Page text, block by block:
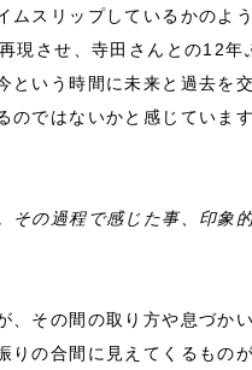
ムスリップしているかのよ
現させ、寺田さんとの12年
いう時間に未来と過去を
ではないかと感じています
その過程で感じた事、印象
その間の取り方や息づか
の合間に見えてくるもの